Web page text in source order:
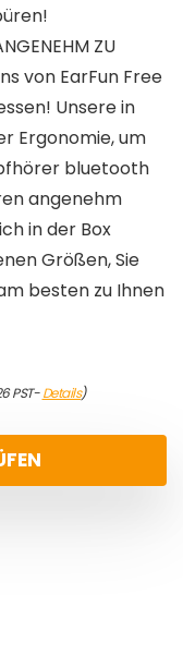
ZU
von EarFun Free
Unsere in
Ergonomie, um
bluetooth
angenehm
in der Box
Größen, Sie
besten zu Ihnen
PST-Details)